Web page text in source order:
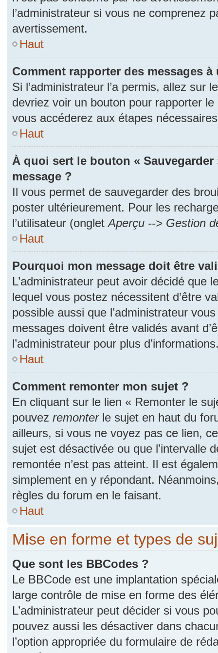
l’administrateur si vous ne comprenez
avertissement.
Haut
Comment rapporter des messages
Si l’administrateur l’a permis, allez sur
devriez voir un bouton pour rapporter
vous accéderez aux étapes
Haut
À quoi sert le bouton «
message ?
Il vous permet de sauvegarder des
poster ultérieurement. Pour les
l’utilisateur (ongletAperçu --> Gestion
Haut
Pourquoi mon message doit être
L’administrateur peut avoir décidé que
lequel vous postez nécessitent d’être
possible aussi que l’administrateur
messages doivent être validés avant
l’administrateur pour plus
Haut
Comment remonter mon sujet ?
En cliquant sur le lien « Remonter le
pouvez remonterle sujet en haut du
ailleurs, si vous ne voyez pas ce lien,
sujet est désactivée ou que l’intervalle
remontée n’est pas atteint. Il est
simplement en y répondant.
règles du forum en le faisant.
Haut
Mise en forme et types de
Que sont les BBCodes ?
Le BBCode est une implantation
large contrôle de mise en forme des
L’administrateur peut décider si vous
pouvez aussi les désactiver dans
l’option appropriée du formulaire de